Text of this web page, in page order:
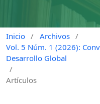
Inicio / Archivos /
Vol. 5 Núm. 1 (2026):
Desarrollo Global
/
Artículos